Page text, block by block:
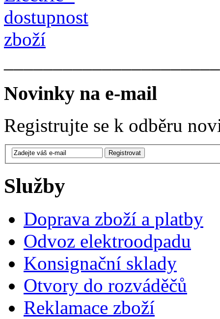
Novinky na e-mail
Registrujte se k odběru
Služby
Doprava zboží a platby
Odvoz elektroodpadu
Konsignační sklady
Otvory do rozváděčů
Reklamace zboží